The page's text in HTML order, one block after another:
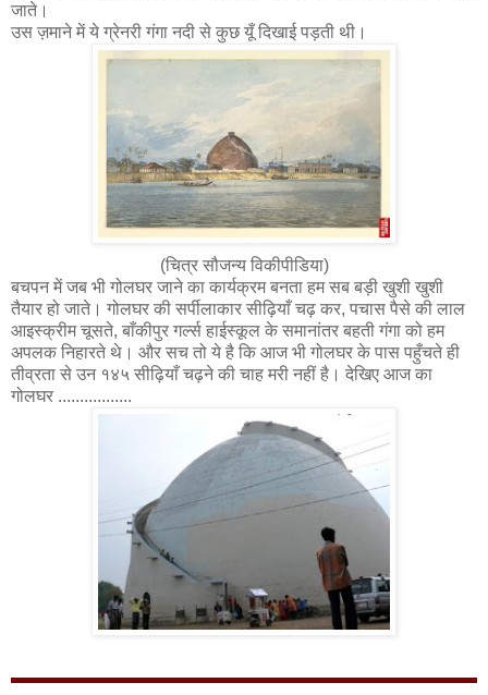
जाते।
उस ज़माने में ये ग्रेनरी गंगा नदी से कुछ यूँ दिखाई पड़ती थी।
(चित्र सौजन्य विकीपीडिया)
बचपन में जब भी गोलघर जाने का कार्यक्रम बनता हम सब बड़ी खुशी खुशी
तैयार हो जाते। गोलघर की सर्पीलाकार सीढ़ियाँ चढ़ कर, पचास पैसे की लाल
आइस्क्रीम चूसते, बाँकीपुर गर्ल्स हाईस्कूल के समानांतर बहती गंगा को हम
अपलक निहारते थे। और सच तो ये है कि आज भी गोलघर के पास पहुँचते ही
तीव्रता से उन १४५ सीढ़ियाँ चढ़ने की चाह मरी नहीं है। देखिए आज का
गोलघर .................